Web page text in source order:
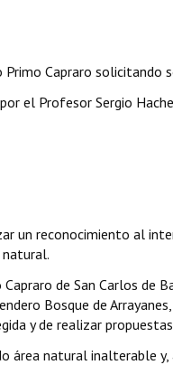
Capraro solicitando
el Profesor Sergio
un reconocimiento al
de San Carlos de
Bosque de
y de realizar
área natural inalterable